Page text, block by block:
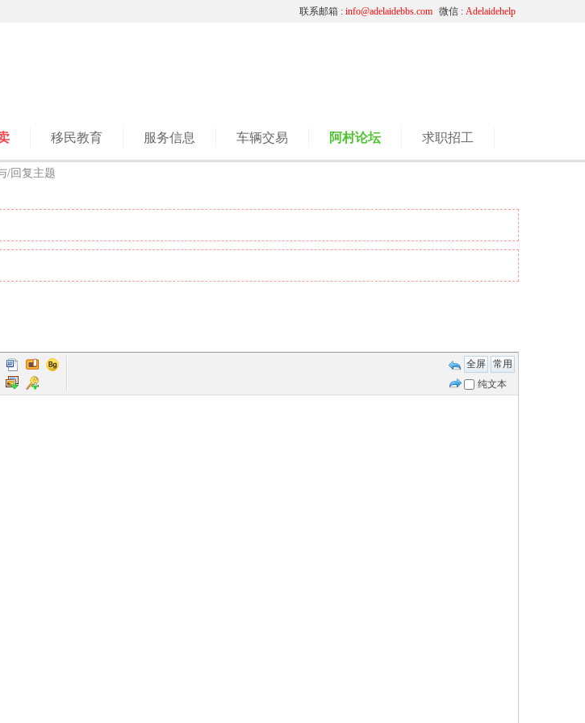
微信 : Adelaidehelp
联系邮箱 : info@adelaidebbs.com
移民教育 服务信息 车辆交易 阿村论坛 求职招工
/回复主题
全屏
常用
纯文本